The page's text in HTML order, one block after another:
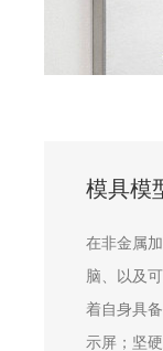
模具模
在非金属
脑、以及
着自身具
示屏；坚